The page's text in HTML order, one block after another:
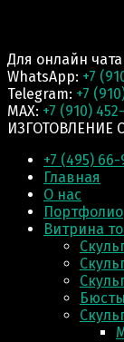
Для онлайн
WhatsApp: +7
Telegram: +7
MAX: +7 (910)
ИЗГОТОВЛЕНИЕ
+7 (495)
Главная
О нас
Портфолио
Витрина